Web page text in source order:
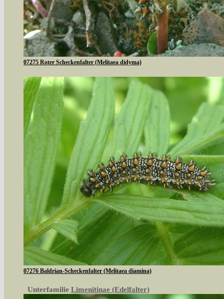
07275 Roter Scheckenfalter (Melitaea didyma)
07276 Baldrian-Scheckenfalter (Melitaea diamina)
Unterfamilie Limenitinae (Edelfalter)